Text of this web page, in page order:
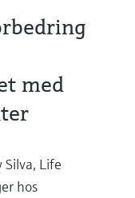
med
Life
hos